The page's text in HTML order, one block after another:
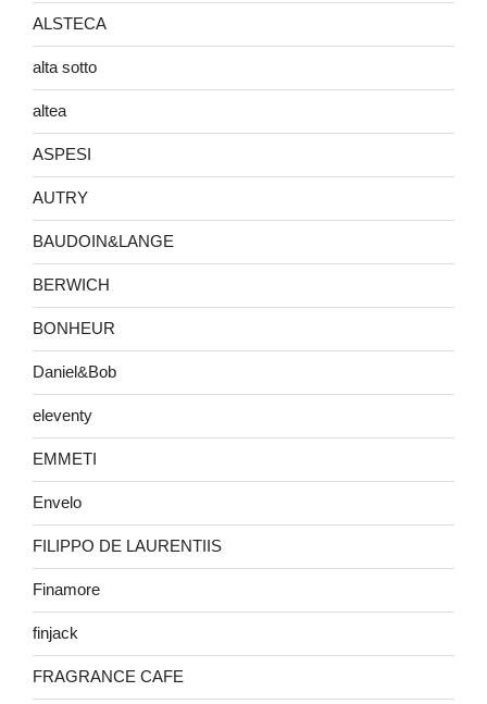
ALSTECA
alta sotto
altea
ASPESI
AUTRY
BAUDOIN&LANGE
BERWICH
BONHEUR
Daniel&Bob
eleventy
EMMETI
Envelo
FILIPPO DE LAURENTIIS
Finamore
finjack
FRAGRANCE CAFE